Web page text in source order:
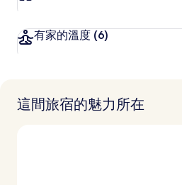
有家的溫度 (6)
這間旅宿的魅力所在